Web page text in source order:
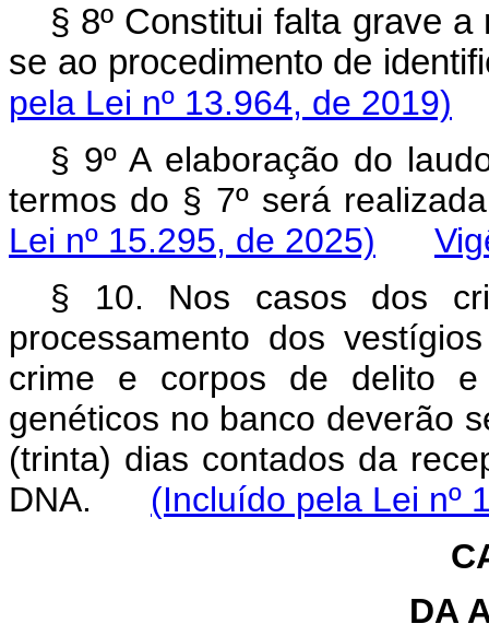
§ 8º Constitui falta grave
se ao procedimento de
pela Lei nº 13.964, de 2019)
§ 9º A elaboração do
termos do § 7º será
Lei nº 15.295, de 2025)
§ 10. Nos casos dos
processamento dos
crime e corpos de delito e
genéticos no banco deverão
(trinta) dias contados da
DNA. (Incluído pela Lei nº
DA